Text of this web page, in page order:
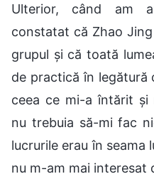
Ulterior, când am
constatat că Zhao
grupul și că toată
de practică în legătură
ceea ce mi-a întărit și
nu trebuia să-mi fac
lucrurile erau în seama
nu m-am mai interesat